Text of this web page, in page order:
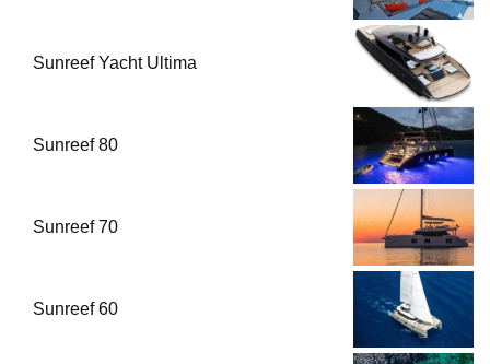
Sunreef Yacht Ultima
Sunreef 80
Sunreef 70
Sunreef 60